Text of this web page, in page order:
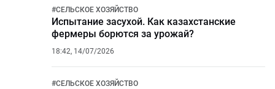
#СЕЛЬСКОЕ ХОЗЯЙСТВО
Испытание засухой. Как казахстанские
фермеры борются за урожай?
18:42, 14/07/2026
#СЕЛЬСКОЕ ХОЗЯЙСТВО